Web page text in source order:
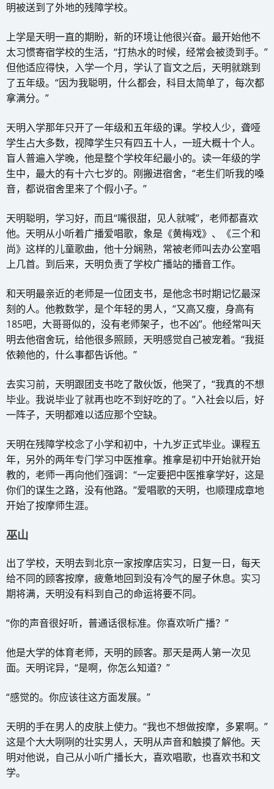
明被送到了外地的残障学校。
上学是天明一直的期盼，新的环境让他很兴奋。最开始他不
太习惯寄宿学校的生活，“打热水的时候，经常会被烫到手。”
但他适应得快，入学一个月，学认了盲文之后，天明就跳到
了五年级。“因为我聪明，什么都会，科目太简单了，每次都
拿满分。”
天明入学那年只开了一年级和五年级的课。学校人少，聋哑
学生占大多数，视障学生只有四五十人，一班大概十个人。
盲人普遍入学晚，他是整个学校年纪最小的。读一年级的学
生中，最大的有十六七岁的。刚搬进宿舍，“老生们听我的嗓
音，都说宿舍里来了个假小子。”
天明聪明，学习好，而且“嘴很甜，见人就喊”，老师都喜欢
他。天明从小听着广播爱唱歌，象是《黄梅戏》、《三个和
尚》这样的儿童歌曲，他十分娴熟，常被老师叫去办公室唱
上几首。到后来，天明负责了学校广播站的播音工作。
和天明最亲近的老师是一位团支书，是他念书时期记忆最深
刻的人。他教数学，是个年轻的男人，“又高又瘦，身高有
185吧，大哥哥似的，没有老师架子，也不凶”。他经常叫天
明去他宿舍玩，给他很多照顾，天明感觉自己被宠着。“我挺
依赖他的，什么事都告诉他。”
去实习前，天明跟团支书吃了散伙饭，他哭了，“我真的不想
毕业。我说毕业了就再也吃不到好吃的了。”入社会以后，好
一阵子，天明都难以适应那个空缺。
天明在残障学校念了小学和初中，十九岁正式毕业。课程五
年，另外的两年专门学习中医推拿。推拿是初中开始就开始
教的，老师一再向他们强调：“一定要把中医推拿学好，这是
你们的谋生之路，没有他路。”爱唱歌的天明，也顺理成章地
开始了按摩师生涯。
巫山
出了学校，天明去到北京一家按摩店实习，日复一日，每天
给不同的顾客按摩，疲惫地回到没有冷气的屋子休息。实习
期将满，天明没有料到自己的命运将要不同。
“你的声音很好听，普通话很标准。你喜欢听广播？”
他是大学的体育老师，天明的顾客。那天是两人第一次见
面。天明诧异，“是啊，你怎么知道？”
“感觉的。你应该往这方面发展。”
天明的手在男人的皮肤上使力。“我也不想做按摩，多累啊。”
这是个大大咧咧的壮实男人，天明从声音和触摸了解他。天
明对他说，自己从小听广播长大，喜欢唱歌，也喜欢书和文
学。